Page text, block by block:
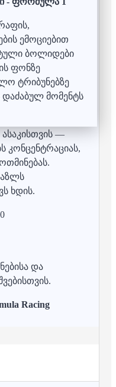
ემოციებით
ბოლიდები
ფონზე
ტრიბუნებზე
მომენტს
—
კონცენტრაციას,
ხდის.
და
Racing